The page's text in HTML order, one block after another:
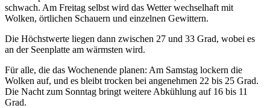
schwach. Am Freitag selbst wird das Wetter wechselhaft mit
Wolken, örtlichen Schauern und einzelnen Gewittern.
Die Höchstwerte liegen dann zwischen 27 und 33 Grad, wobei es
an der Seenplatte am wärmsten wird.
Für alle, die das Wochenende planen: Am Samstag lockern die
Wolken auf, und es bleibt trocken bei angenehmen 22 bis 25 Grad.
Die Nacht zum Sonntag bringt weitere Abkühlung auf 16 bis 11
Grad.